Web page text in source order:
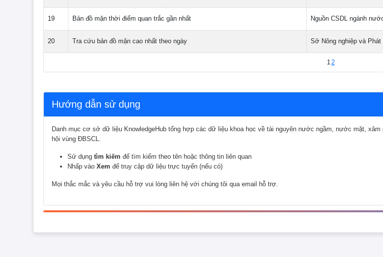
19 Bản đồ mặn thời điểm quan trắc gần nhất Nguồn CSDL ngành
20 Tra cứu bản đồ mặn cao nhất theo ngày Sở Nông nghiệp và Phát
12
Hướng dẫn sử dụng
Danh mục cơ sở dữ liệu KnowledgeHub tổng hợp các dữ liệu khoa học về tài nguyên nước ngầm, nước mặt,
hội vùng ĐBSCL.
Sử dụngtìm kiếm để tìm kiếm theo tên hoặc thông tin liên quan
Nhấp vàoXem để truy cập dữ liệu trực tuyến (nếu có)
Mọi thắc mắc và yêu cầu hỗ trợ vui lòng liên hệ với chúng tôi qua email hỗ trợ.